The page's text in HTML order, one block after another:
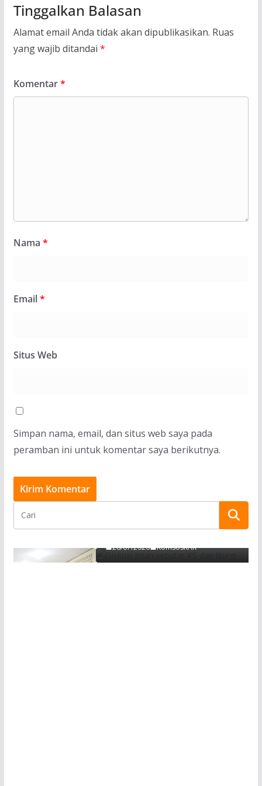
Tinggalkan Balasan
Alamat email Anda tidak akan dipublikasikan. Ruas
yang wajib ditandai *
Komentar*
Nama *
Email*
Situs Web
Simpan nama, email, dan situs web saya pada
peramban ini untuk komentar saya berikutnya.
Pelatihan Lectio Divina di Paroki Kapan,
Membangkitkan Semangat Literasi Kitab Suci
pada Orang Muda, Remaja dan Anak-anak
28/07/2026 KomsosKAK